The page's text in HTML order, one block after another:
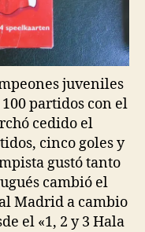
juveniles
partidos con el
cedido el
cinco goles y
gustó tanto
cambió el
Madrid a cambio
el «1, 2 y 3 Hala